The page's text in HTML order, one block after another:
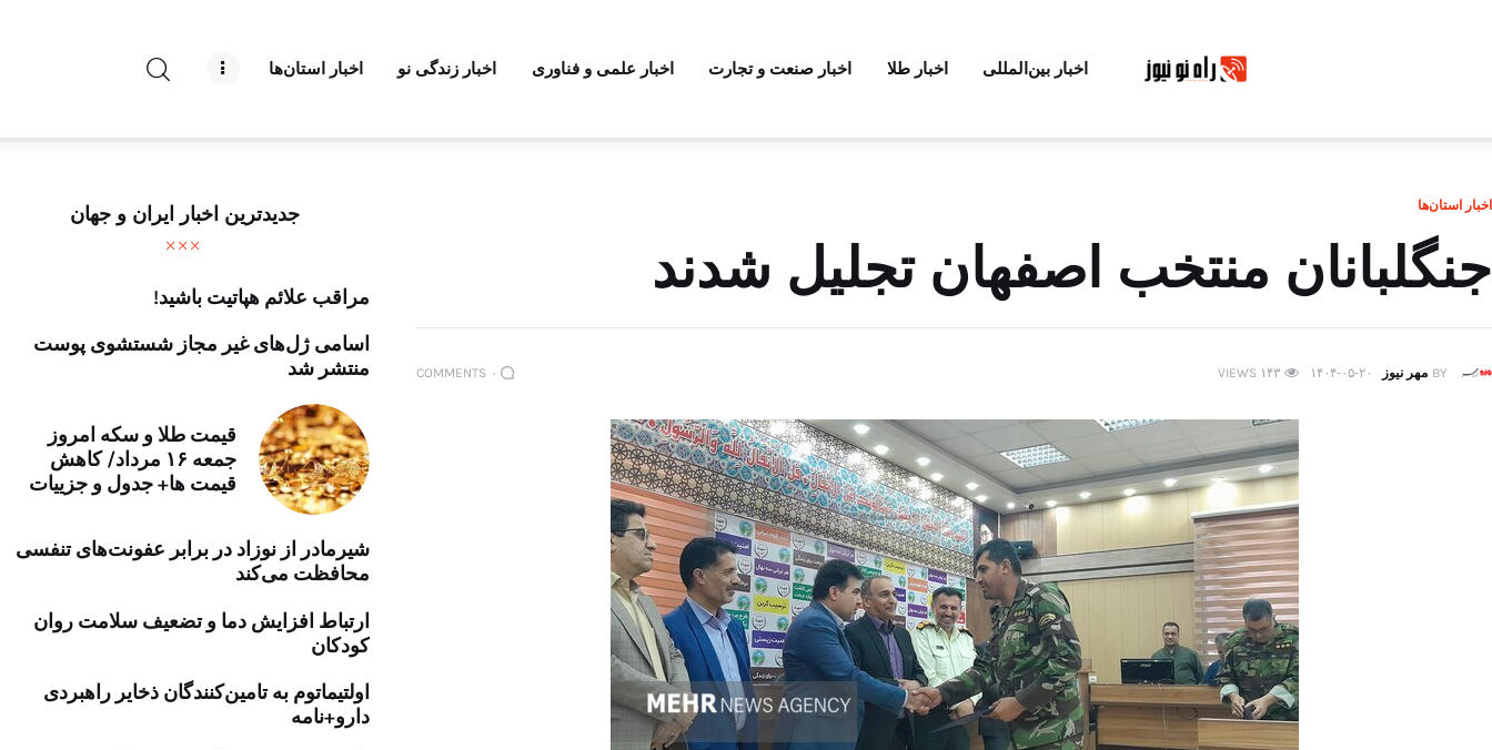
اخبار بین‌المللی اخبار طلا اخبار صنعت و تجارت اخبار علمی و فناوری اخبار زندگی نو اخبار استان‌ها
درباره راه‌ نو نیوز
تبلیغات راه نو نیوز
آوین دیلی
پایگاه خبری آبان
اخبار استان‌ها
جنگلبانان منتخب اصفهان تجلیل شدند
BY مهر نیوز ۱۴۰۴-۰۵-۲۰ ۱۴۳ VIEWS ۰ COMMENTS
جدیدترین اخبار ایران و جهان
مراقب علائم هپاتیت باشید!
اسامی ژل‌های غیر مجاز شستشوی پوست
منتشر شد
قیمت طلا و سکه امروز
جمعه ۱۶ مرداد/ کاهش
قیمت ها+ جدول و جزییات
شیرمادر از نوزاد در برابر عفونت‌های تنفسی
محافظت می‌کند
ارتباط افزایش دما و تضعیف سلامت روان
کودکان
اولتیماتوم به تامین‌کنندگان ذخایر راهبردی
دارو+نامه